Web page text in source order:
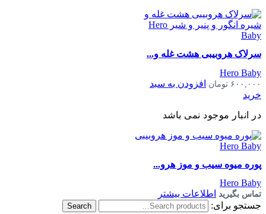
سرلاک هروبیبی هشت غله و...
Hero Baby
۶۰۰,۰۰۰ تومان
افزودن به سبد
خرید
در انبار موجود نمی باشد
پوره میوه سیب و موز هرو...
Hero Baby
تماس بگیرید
اطلاعات بیشتر
جستجو برای:
Search